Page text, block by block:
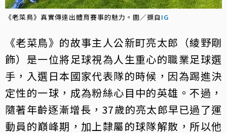
《老菜鳥》真實傳達出體育賽事的魅力。圖／擷自 IG
《老菜鳥》的故事主人公新町亮太郎（綾野剛
飾）是一位將足球視為人生重心的職業足球選
手，入選日本國家代表隊的時候，因為踢進決
定性的一球，成為粉絲心目中的英雄。不過，
隨著年齡逐漸增長，37歲的亮太郎早已過了運
動員的巔峰期，加上隸屬的球隊解散，所以他